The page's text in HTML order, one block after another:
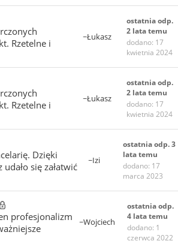
Rzetelne i
~Łukasz
ostatnia odp.
2 lata temu
dodano: 17
kwietnia 2024
Rzetelne i
~Łukasz
ostatnia odp.
2 lata temu
dodano: 17
kwietnia 2024
Dzięki
się załatwić
~Izi
ostatnia odp. 3
lata temu
dodano: 17
marca 2023
profesjonalizm
~Wojciech
ostatnia odp.
4 lata temu
dodano: 1
czerwca 2022